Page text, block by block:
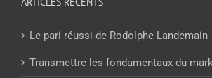
Le pari réussi de Rodolphe Landemain
Transmettre les fondamentaux du